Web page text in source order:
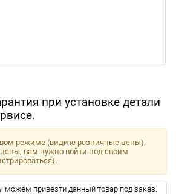
при установке детали
режиме (видите розничные цены).
вам нужно войти под своим
можем привезти данный товар под заказ.